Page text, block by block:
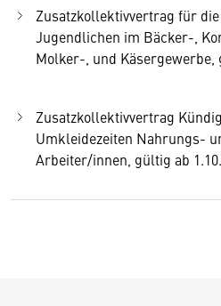
Zusatzkollektivvertrag für
Jugendlichen im Bäcker-,
Molker-, und Käsergewerbe,
Zusatzkollektivvertrag
Umkleidezeiten Nahrungs-
Arbeiter/innen, gültig ab